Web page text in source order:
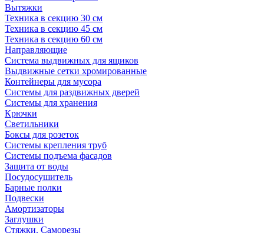
Вытяжки
Техника в секцию 30 см
Техника в секцию 45 см
Техника в секцию 60 см
Направляющие
Система выдвижных для ящиков
Выдвижные сетки хромированные
Контейнеры для мусора
Системы для раздвижных дверей
Системы для хранения
Крючки
Светильники
Боксы для розеток
Системы крепления труб
Системы подъема фасадов
Защита от воды
Посудосушитель
Барные полки
Подвески
Амортизаторы
Заглушки
Стяжки. Саморезы